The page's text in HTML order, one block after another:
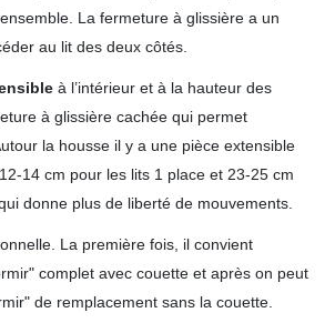
La fermeture à glissière a un
au lit des deux côtés.
à l’intérieur et à la hauteur des
à glissière cachée qui permet
la housse il y a une pièce extensible
14 cm pour les lits 1 place et 23-25 cm
donne plus de liberté de mouvements.
La première fois, il convient
complet avec couette et après on peut
de remplacement sans la couette.